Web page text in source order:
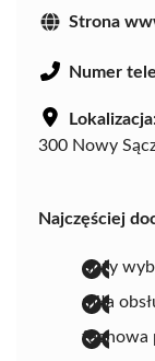
Strona
Numer
300 Nowy
Najczęściej
duży
miła
fachowa